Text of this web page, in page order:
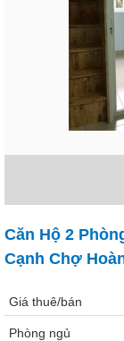
Căn Hộ 2
Cạnh Chợ
Giá thuê/bán
Phòng ngủ